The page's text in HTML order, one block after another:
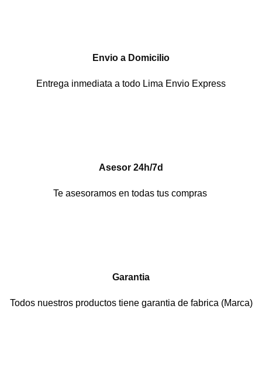
Envio a Domicilio
Entrega inmediata a todo Lima Envio Express
Asesor 24h/7d
Te asesoramos en todas tus compras
Garantia
Todos nuestros productos tiene garantia de fabrica (Marca)